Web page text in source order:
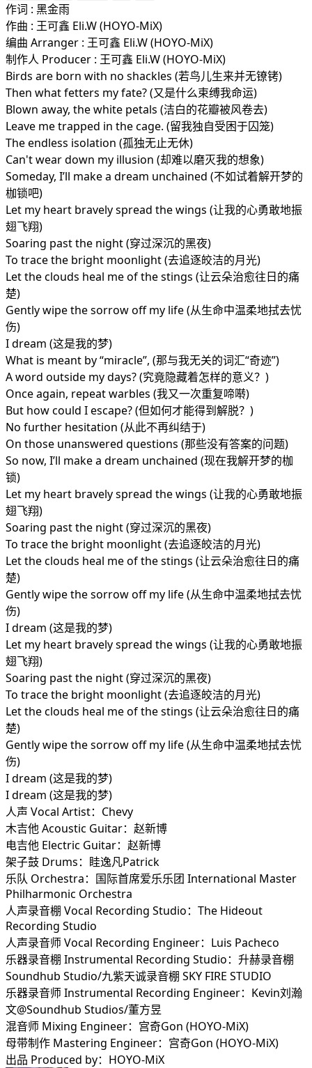
作词 : 黑金雨
作曲 : 王可鑫 Eli.W (HOYO-MiX)
编曲 Arranger : 王可鑫 Eli.W (HOYO-MiX)
制作人 Producer : 王可鑫 Eli.W (HOYO-MiX)
Birds are born with no shackles (若鸟儿生来并无镣铐)
Then what fetters my fate? (又是什么束缚我命运)
Blown away, the white petals (洁白的花瓣被风卷去)
Leave me trapped in the cage. (留我独自受困于囚笼)
The endless isolation (孤独无止无休)
Can't wear down my illusion (却难以磨灭我的想象)
Someday, I’ll make a dream unchained (不如试着解开梦的
枷锁吧)
Let my heart bravely spread the wings (让我的心勇敢地振
翅飞翔)
Soaring past the night (穿过深沉的黑夜)
To trace the bright moonlight (去追逐皎洁的月光)
Let the clouds heal me of the stings (让云朵治愈往日的痛
楚)
Gently wipe the sorrow off my life (从生命中温柔地拭去忧
伤)
I dream (这是我的梦)
What is meant by “miracle”, (那与我无关的词汇“奇迹”)
A word outside my days? (究竟隐藏着怎样的意义？)
Once again, repeat warbles (我又一次重复啼啭)
But how could I escape? (但如何才能得到解脱？)
No further hesitation (从此不再纠结于)
On those unanswered questions (那些没有答案的问题)
So now, I’ll make a dream unchained (现在我解开梦的枷
锁)
Let my heart bravely spread the wings (让我的心勇敢地振
翅飞翔)
Soaring past the night (穿过深沉的黑夜)
To trace the bright moonlight (去追逐皎洁的月光)
Let the clouds heal me of the stings (让云朵治愈往日的痛
楚)
Gently wipe the sorrow off my life (从生命中温柔地拭去忧
伤)
I dream (这是我的梦)
Let my heart bravely spread the wings (让我的心勇敢地振
翅飞翔)
Soaring past the night (穿过深沉的黑夜)
To trace the bright moonlight (去追逐皎洁的月光)
Let the clouds heal me of the stings (让云朵治愈往日的痛
楚)
Gently wipe the sorrow off my life (从生命中温柔地拭去忧
伤)
I dream (这是我的梦)
I dream (这是我的梦)
人声 Vocal Artist：Chevy
木吉他 Acoustic Guitar：赵新博
电吉他 Electric Guitar：赵新博
架子鼓 Drums：眭逸凡Patrick
乐队 Orchestra：国际首席爱乐乐团 International Master
Philharmonic Orchestra
人声录音棚 Vocal Recording Studio：The Hideout
Recording Studio
人声录音师 Vocal Recording Engineer：Luis Pacheco
乐器录音棚 Instrumental Recording Studio：升赫录音棚
Soundhub Studio/九紫天诚录音棚 SKY FIRE STUDIO
乐器录音师 Instrumental Recording Engineer：Kevin刘瀚
文@Soundhub Studios/董方昱
混音师 Mixing Engineer：宫奇Gon (HOYO-MiX)
母带制作 Mastering Engineer：宫奇Gon (HOYO-MiX)
出品 Produced by：HOYO-MiX